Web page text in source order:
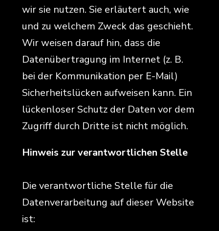
wir sie nutzen. Sie erläutert auch, wie
und zu welchem Zweck das geschieht.
Wir weisen darauf hin, dass die
Datenübertragung im Internet (z. B.
bei der Kommunikation per E-Mail)
Sicherheitslücken aufweisen kann. Ein
lückenloser Schutz der Daten vor dem
Zugriff durch Dritte ist nicht möglich.
Hinweis zur verantwortlichen Stelle
Die verantwortliche Stelle für die
Datenverarbeitung auf dieser Website
ist: